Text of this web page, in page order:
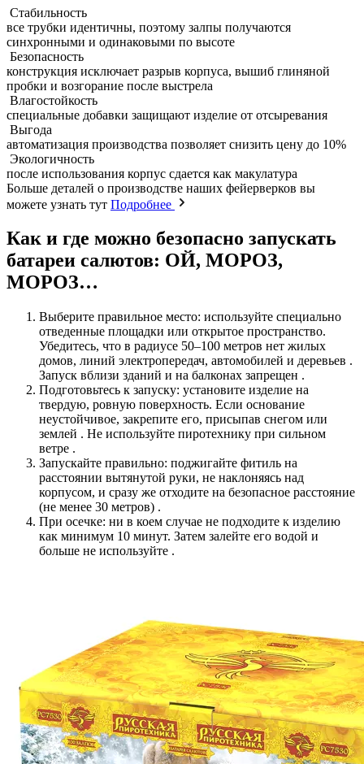
Стабильность
все трубки идентичны, поэтому залпы получаются
синхронными и одинаковыми по высоте
Безопасность
конструкция исключает разрыв корпуса, вышиб глиняной
пробки и возгорание после выстрела
Влагостойкость
специальные добавки защищают изделие от отсыревания
Выгода
автоматизация производства позволяет снизить цену до 10%
Экологичность
после использования корпус сдается как макулатура
Больше деталей о производстве наших фейерверков вы
можете узнать тут Подробнее
Как и где можно безопасно запускать
батареи салютов: ОЙ, МОРОЗ,
МОРОЗ…
Выберите правильное место: используйте специально
отведенные площадки или открытое пространство.
Убедитесь, что в радиусе 50–100 метров нет жилых
домов, линий электропередач, автомобилей и деревьев .
Запуск вблизи зданий и на балконах запрещен .
Подготовьтесь к запуску: установите изделие на
твердую, ровную поверхность. Если основание
неустойчивое, закрепите его, присыпав снегом или
землей . Не используйте пиротехнику при сильном
ветре .
Запускайте правильно: поджигайте фитиль на
расстоянии вытянутой руки, не наклоняясь над
корпусом, и сразу же отходите на безопасное расстояние
(не менее 30 метров) .
При осечке: ни в коем случае не подходите к изделию
как минимум 10 минут. Затем залейте его водой и
больше не используйте .